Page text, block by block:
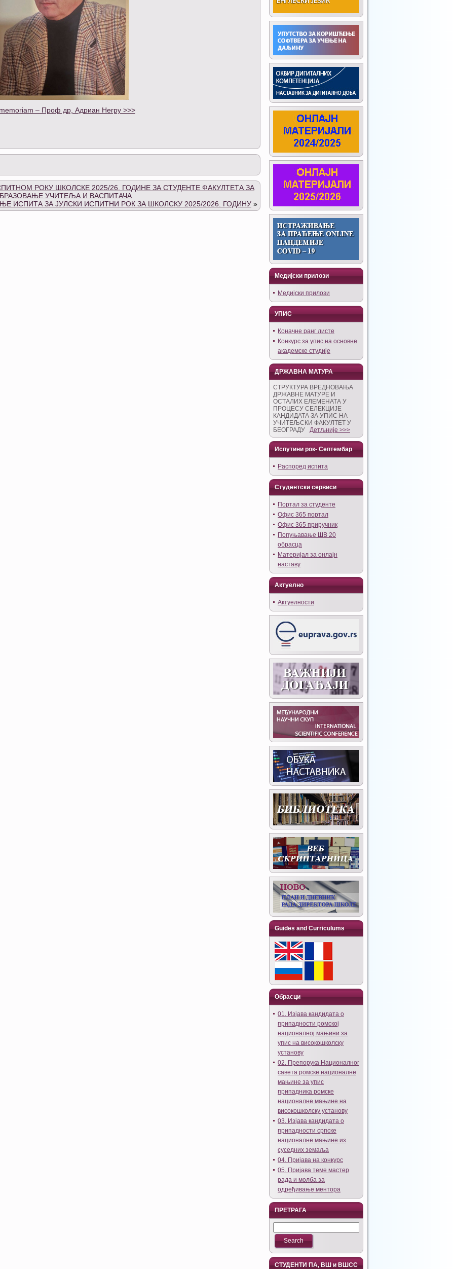
– Проф др, Адриан Негру >>>
РОКУ ШКОЛСКЕ 2025/26. ГОДИНЕ ЗА СТУДЕНТЕ ФАКУЛТЕТА ЗА
УЧИТЕЉА И ВАСПИТАЧА
ИСПИТА ЗА ЈУЛСКИ ИСПИТНИ РОК ЗА ШКОЛСКУ 2025/2026. ГОДИНУ »
Медијски прилози
Медијски прилози
УПИС
Коначне ранг листе
Конкурс за упис на основне
академске студије
ДРЖАВНА МАТУРА
СТРУКТУРА ВРЕДНОВАЊА
ДРЖАВНЕ МАТУРЕ И
ОСТАЛИХ ЕЛЕМЕНАТА У
ПРОЦЕСУ СЕЛЕКЦИЈЕ
КАНДИДАТА ЗА УПИС НА
УЧИТЕЉСКИ ФАКУЛТЕТ У
БЕОГРАДУ Детљније >>>
Испутини рок- Септембар
Распоред испита
Студентски сервиси
Портал за студенте
Офис 365 портал
Офис 365 приручник
Попуњавање ШВ 20
обрасца
Материјал за онлајн
наставу
Актуелно
Актуелности
Guides and Curriculums
Обрасци
01. Изјава кандидата о
припадности ромској
националној мањини за
упис на високошколску
установу
02. Препорука Националног
савета ромске националне
мањине за упис
припадника ромске
националне мањине на
високошколску установу
03. Изјава кандидата о
припадности српске
националне мањине из
суседних земаља
04. Пријава на конкурс
05. Пријава теме мастер
рада и молба за
одређивање ментора
ПРЕТРАГА
СТУДЕНТИ ПА, ВШ и ВШСС